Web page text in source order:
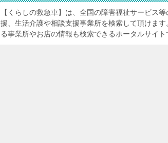
【くらしの救急車】は、全国の障害福祉サービス
援、生活介護や相談支援事業所を検索して頂けま
る事業所やお店の情報も検索できるポータルサイト